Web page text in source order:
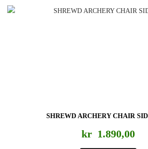
SHREWD ARCHERY CHAIR
kr 1.890,00